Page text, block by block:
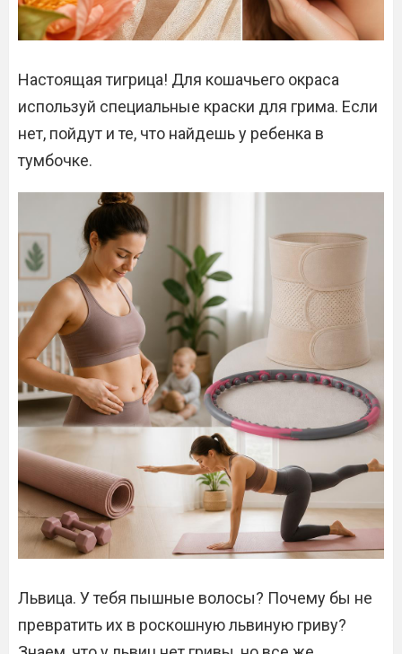
Настоящая тигрица! Для кошачьего окраса
используй специальные краски для грима. Если
нет, пойдут и те, что найдешь у ребенка в
тумбочке.
Львица. У тебя пышные волосы? Почему бы не
превратить их в роскошную львиную гриву?